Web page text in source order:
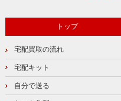
トップ
宅配買取の流れ
宅配キット
自分で送る